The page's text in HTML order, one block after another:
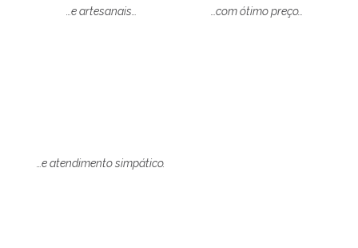
…e artesanais… …com ótimo preço…
…e atendimento simpático.